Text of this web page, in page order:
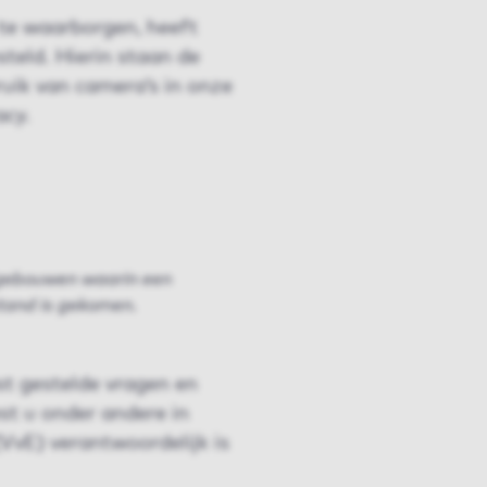
waarborgen, heeft
Hierin staan de
van camera’s in onze
waarin een
is gekomen.
gestelde vragen en
u onder andere in
verantwoordelijk is